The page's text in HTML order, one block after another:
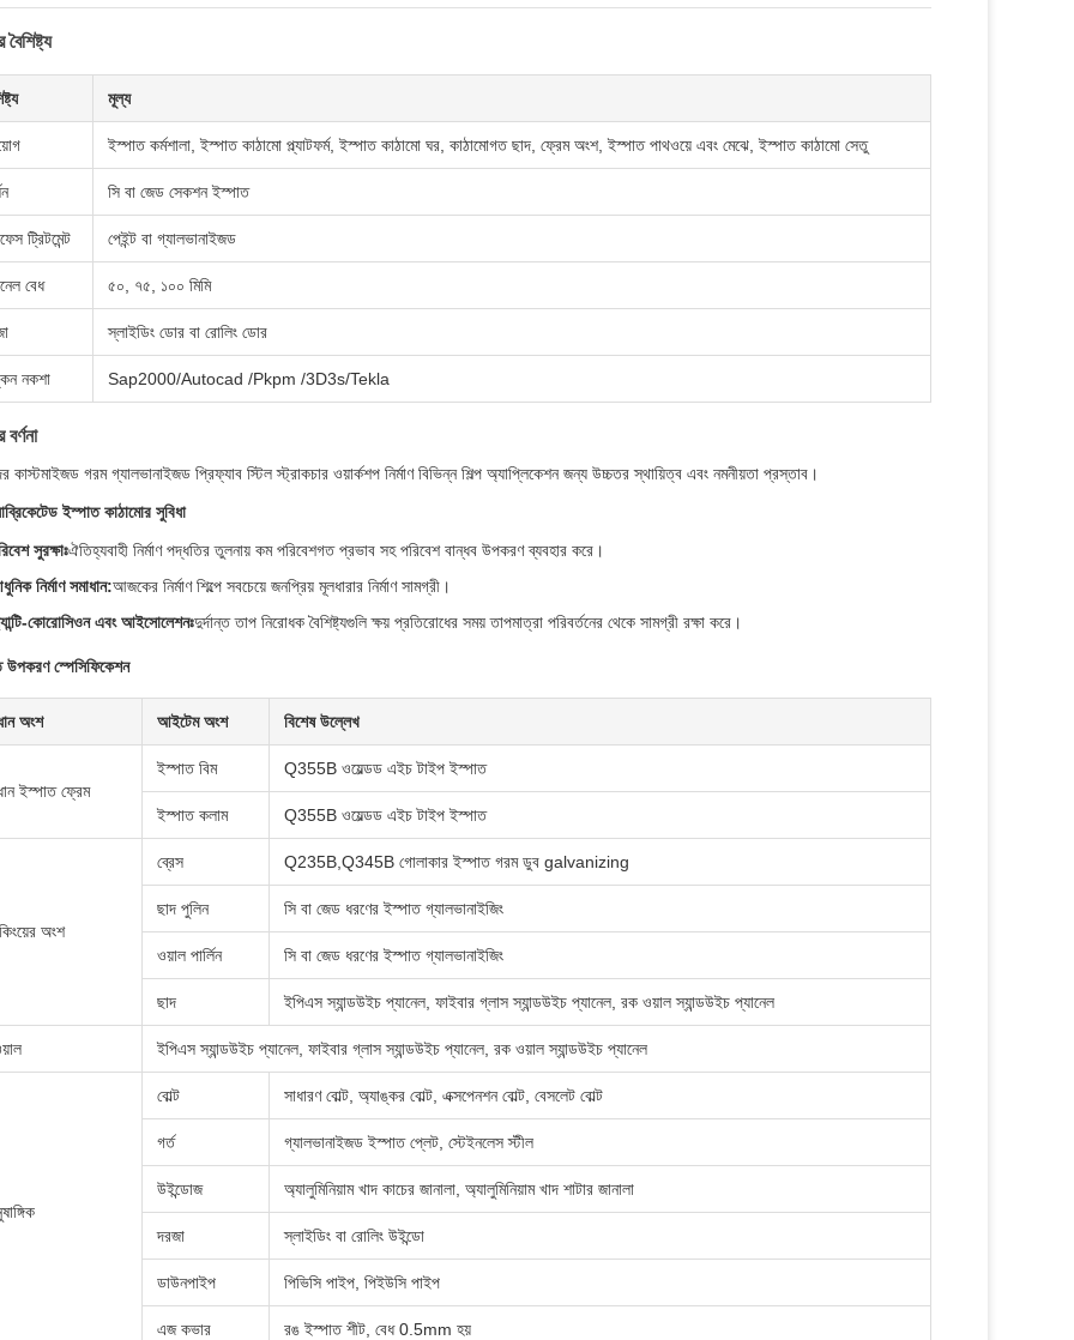
মূল্য
ইস্পাত কর্মশালা, ইস্পাত কাঠামো প্ল্যাটফর্ম, ইস্পাত কাঠামো ঘর, কাঠামোগত ছাদ, ফ্রেম অংশ, ইস্পাত পাথওয়ে এবং মেঝে, ইস্পাত কাঠামো সেতু
সি বা জেড সেকশন ইস্পাত
ট্রিটমেন্ট পেইন্ট বা গ্যালভানাইজড
বেধ ৫০, ৭৫, ১০০ মিমি
স্লাইডিং ডোর বা রোলিং ডোর
নকশা Sap2000/Autocad /Pkpm /3D3s/Tekla
কাস্টমাইজড গরম গ্যালভানাইজড প্রিফ্যাব স্টিল স্ট্রাকচার ওয়ার্কশপ নির্মাণ বিভিন্ন শিল্প অ্যাপ্লিকেশন জন্য উচ্চতর স্থায়িত্ব এবং নমনীয়তা প্রস্তাব।
ইস্পাত কাঠামোর সুবিধা
সুরক্ষাঃঐতিহ্যবাহী নির্মাণ পদ্ধতির তুলনায় কম পরিবেশগত প্রভাব সহ পরিবেশ বান্ধব উপকরণ ব্যবহার করে।
নির্মাণ সমাধান:আজকের নির্মাণ শিল্পে সবচেয়ে জনপ্রিয় মূলধারার নির্মাণ সামগ্রী।
কোরোসিওন এবং আইসোলেশনঃদুর্দান্ত তাপ নিরোধক বৈশিষ্ট্যগুলি ক্ষয় প্রতিরোধের সময় তাপমাত্রা পরিবর্তনের থেকে সামগ্রী রক্ষা করে।
উপকরণ স্পেসিফিকেশন
অংশ আইটেম অংশ বিশেষ উল্লেখ
ইস্পাত ফ্রেম
ইস্পাত বিম Q355B ওয়েল্ডড এইচ টাইপ ইস্পাত
ইস্পাত কলাম Q355B ওয়েল্ডড এইচ টাইপ ইস্পাত
অংশ
ব্রেস Q235B,Q345B গোলাকার ইস্পাত গরম ডুব galvanizing
ছাদ পুলিন সি বা জেড ধরণের ইস্পাত গ্যালভানাইজিং
ওয়াল পার্লিন সি বা জেড ধরণের ইস্পাত গ্যালভানাইজিং
ছাদ ইপিএস স্যান্ডউইচ প্যানেল, ফাইবার গ্লাস স্যান্ডউইচ প্যানেল, রক ওয়াল স্যান্ডউইচ প্যানেল
ইপিএস স্যান্ডউইচ প্যানেল, ফাইবার গ্লাস স্যান্ডউইচ প্যানেল, রক ওয়াল স্যান্ডউইচ প্যানেল
বোল্ট সাধারণ বোল্ট, অ্যাঙ্কর বোল্ট, এক্সপেনশন বোল্ট, বেসলেট বোল্ট
গর্ত গ্যালভানাইজড ইস্পাত প্লেট, স্টেইনলেস স্টীল
উইন্ডোজ অ্যালুমিনিয়াম খাদ কাচের জানালা, অ্যালুমিনিয়াম খাদ শাটার জানালা
দরজা স্লাইডিং বা রোলিং উইন্ডো
ডাউনপাইপ পিভিসি পাইপ, পিইউসি পাইপ
এজ কভার রঙ ইস্পাত শীট, বেধ 0.5mm হয়